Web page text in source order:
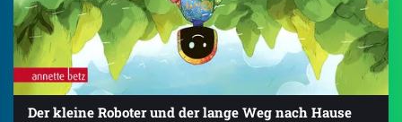
Der kleine Roboter und der lange Weg nach Hause